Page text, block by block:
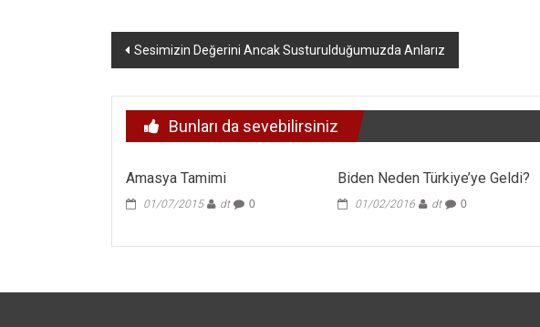
Yazı
Sesimizin Değerini Ancak Susturulduğumuzda Anlarız
Bunları da sevebilirsiniz
Amasya Tamimi
01/07/2015 dt 0
Biden Neden Türkiye’ye Geldi?
01/02/2016 dt 0